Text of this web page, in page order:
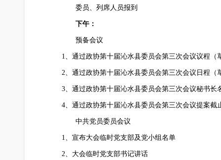
委员、列席人员报到
下午：
预备会议
1、通过政协第十届沁水县委员会第三次会议议程（
2、通过政协第十届沁水县委员会第三次会议日程（
3、通过政协第十届沁水县委员会第三次会议秘书长
4、通过政协第十届沁水县委员会第三次会议提案截
中共党员委员会议
1、宣布大会临时党支部及党小组名单
2、大会临时党支部书记讲话